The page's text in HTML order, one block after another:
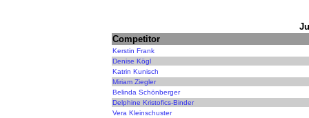
Competitor
Kerstin Frank
Denise Kögl
Katrin Kunisch
Miriam Ziegler
Belinda Schönberger
Delphine Kristofics-Binder
Vera Kleinschuster